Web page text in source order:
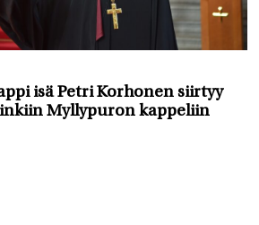
isä Petri Korhonen siirtyy
Myllypuron kappeliin